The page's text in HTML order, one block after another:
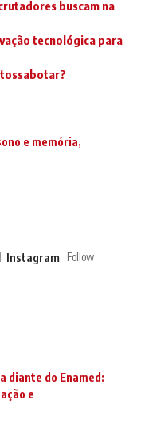
buscam na
tecnológica para
e memória
Instagram Follow
diante do Enamed:
e